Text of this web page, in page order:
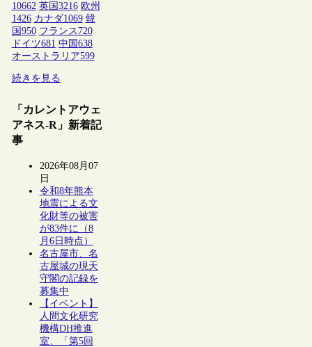
10662 英国 3216 欧州
1426 カナダ1069 韓
国 950 フランス 720
ドイツ681 中国 638
オーストラリア599
続きを見る
「カレントアウェ
アネス-R」新着記
事
2026年08月07
日
令和8年熊本
地震による文
化財等の被害
が83件に（8
月6日時点）
名古屋市、名
古屋城の現天
守閣の記録を
募集中
【イベント】
人間文化研究
機構DH推進
室、「第5回